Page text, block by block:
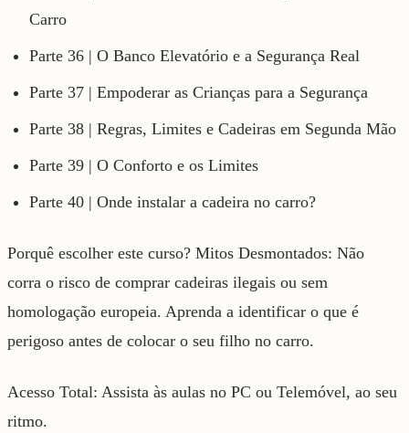
Carro
Parte 36 | O Banco Elevatório e a Segurança Real
Parte 37 | Empoderar as Crianças para a Segurança
Parte 38 | Regras, Limites e Cadeiras em Segunda Mão
Parte 39 | O Conforto e os Limites
Parte 40 | Onde instalar a cadeira no carro?
Porquê escolher este curso? Mitos Desmontados: Não
corra o risco de comprar cadeiras ilegais ou sem
homologação europeia. Aprenda a identificar o que é
perigoso antes de colocar o seu filho no carro.
Acesso Total: Assista às aulas no PC ou Telemóvel, ao seu
ritmo.